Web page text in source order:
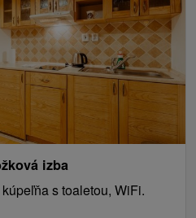
izba
s toaletou, WiFi.